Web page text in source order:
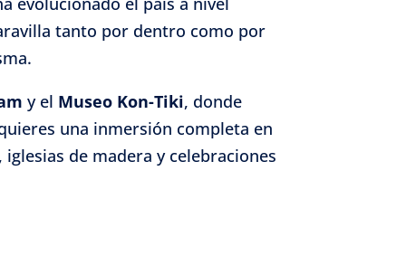
tanto por dentro como por
y el Museo Kon-Tiki, donde
una inmersión completa en
de madera y celebraciones